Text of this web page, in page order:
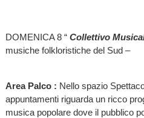
DOMENICA 8 “ Collettivo
musiche folkloristiche del Sud –
Area Palco : Nello spazio
appuntamenti riguarda un ricco
musica popolare dove il pubblico